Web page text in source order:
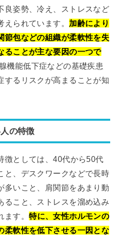
良姿勢、冷え、ストレスなど
られています。 加齢により
節包などの組織が柔軟性を失
ることが主な要因の一つで
機能低下症などの基礎疾患
するリスクが高まることが知
の特徴
徴としては、40代から50代
と、デスクワークなどで長時
多いこと、肩関節をあまり動
ること、ストレスを溜め込み
ます。特に、女性ホルモンの
柔軟性を低下させる一因とな